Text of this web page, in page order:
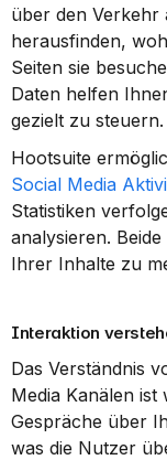
über den Verkehr
herausfinden,
Seiten sie
Daten helfen
gezielt zu steuern.
Social Media
Statistiken
analysieren.
Ihrer Inhalte zu
Interaktion
Das Verständnis
Media Kanälen ist
Gespräche über
was die Nutzer